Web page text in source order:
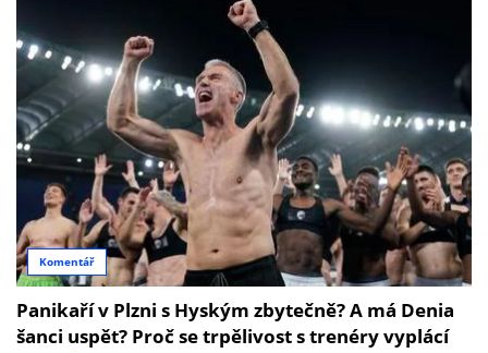
Komentář
Panikaří v Plzni s Hyským zbytečně? A má Denia
šanci uspět? Proč se trpělivost s trenéry vyplácí